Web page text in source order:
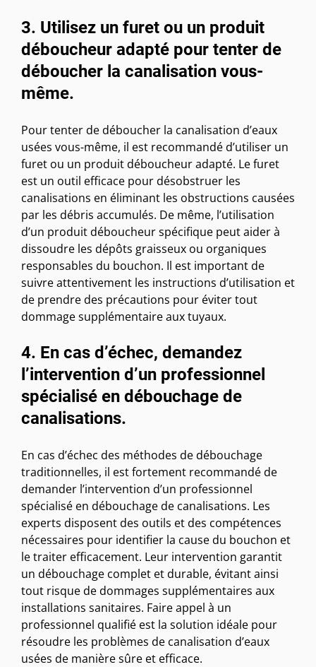
3. Utilisez un furet ou un produit
déboucheur adapté pour tenter de
déboucher la canalisation vous-
même.
Pour tenter de déboucher la canalisation d’eaux
usées vous-même, il est recommandé d’utiliser un
furet ou un produit déboucheur adapté. Le furet
est un outil efficace pour désobstruer les
canalisations en éliminant les obstructions causées
par les débris accumulés. De même, l’utilisation
d’un produit déboucheur spécifique peut aider à
dissoudre les dépôts graisseux ou organiques
responsables du bouchon. Il est important de
suivre attentivement les instructions d’utilisation et
de prendre des précautions pour éviter tout
dommage supplémentaire aux tuyaux.
4. En cas d’échec, demandez
l’intervention d’un professionnel
spécialisé en débouchage de
canalisations.
En cas d’échec des méthodes de débouchage
traditionnelles, il est fortement recommandé de
demander l’intervention d’un professionnel
spécialisé en débouchage de canalisations. Les
experts disposent des outils et des compétences
nécessaires pour identifier la cause du bouchon et
le traiter efficacement. Leur intervention garantit
un débouchage complet et durable, évitant ainsi
tout risque de dommages supplémentaires aux
installations sanitaires. Faire appel à un
professionnel qualifié est la solution idéale pour
résoudre les problèmes de canalisation d’eaux
usées de manière sûre et efficace.